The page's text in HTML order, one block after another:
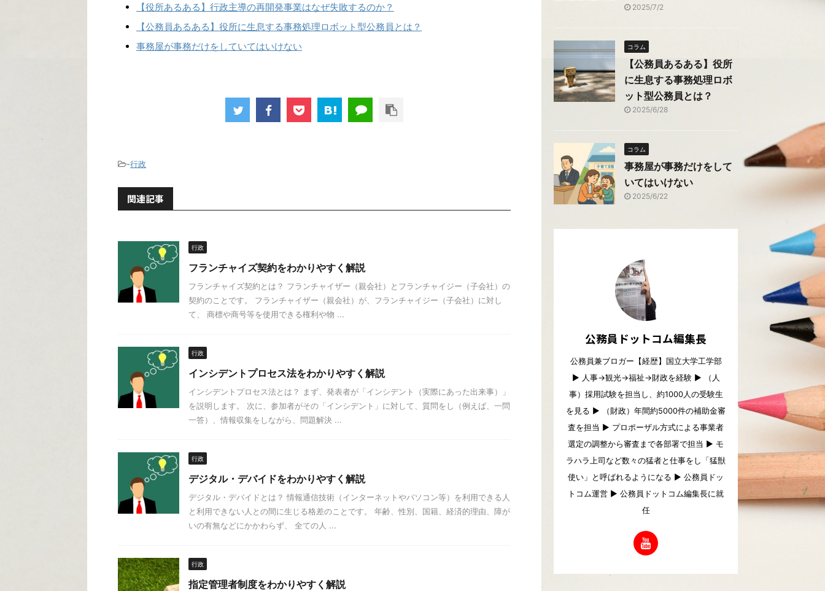
【役所あるある】行政主導の再開発事業はなぜ失敗するのか？
【公務員あるある】役所に生息する事務処理ロボット型公務員とは？
事務屋が事務だけをしていてはいけない
-行政
関連記事
行政
フランチャイズ契約をわかりやすく解説
フランチャイズ契約とは？ フランチャイザー（親会社）とフランチャイジー（子会社）の
契約のことです。 フランチャイザー（親会社）が、フランチャイジー（子会社）に対し
て、 商標や商号等を使用できる権利や物 ...
行政
インシデントプロセス法をわかりやすく解説
インシデントプロセス法とは？ まず、発表者が「インシデント（実際にあった出来事）」
を説明します。 次に、参加者がその「インシデント」に対して、質問をし（例えば、一問
一答）、情報収集をしながら、問題解決 ...
行政
デジタル・デバイドをわかりやすく解説
デジタル・デバイドとは？ 情報通信技術（インターネットやパソコン等）を利用できる人
と利用できない人との間に生じる格差のことです。 年齢、性別、国籍、経済的理由、障が
いの有無などにかかわらず、 全ての人 ...
行政
指定管理者制度をわかりやすく解説
2025/7/2
コラム
【公務員あるある】役所
に生息する事務処理ロボ
ット型公務員とは？
2025/6/28
コラム
事務屋が事務だけをして
いてはいけない
2025/6/22
公務員ドットコム編集長
公務員兼ブロガー【経歴】国立大学工学部
▶︎ 人事→観光→福祉→財政を経験 ▶︎ （人
事）採用試験を担当し、約1000人の受験生
を見る ▶︎ （財政）年間約5000件の補助金審
査を担当 ▶︎ プロポーザル方式による事業者
選定の調整から審査まで各部署で担当 ▶︎ モ
ラハラ上司など数々の猛者と仕事をし「猛獣
使い」と呼ばれるようになる ▶︎ 公務員ドッ
トコム運営 ▶︎ 公務員ドットコム編集長に就
任